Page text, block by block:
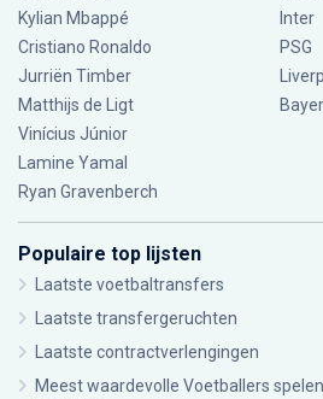
Kylian Mbappé
Cristiano Ronaldo
Jurriën Timber
Matthijs de Ligt
Vinícius Júnior
Lamine Yamal
Ryan Gravenberch
Inter
PSG
Populaire top lijsten
Laatste voetbaltransfers
Laatste transfergeruchten
Laatste contractverlengingen
Meest waardevolle Voetballers